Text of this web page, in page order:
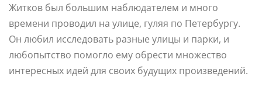
Житков был большим наблюдателем и много
времени проводил на улице, гуляя по Петербургу.
Он любил исследовать разные улицы и парки, и
любопытство помогло ему обрести множество
интересных идей для своих будущих произведений.